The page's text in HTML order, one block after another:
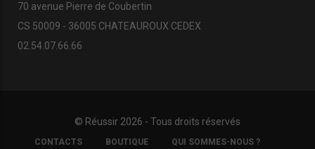
70 avenue Pierre de Coubertin
CS 50009 - 36005 CHATEAUROUX CEDEX
02.54.07.66.66
© Réussir 2026 - Tous droits réservés
FOOTER
CONTACTS BOUTIQUE QUI SOMMES-NOUS ?